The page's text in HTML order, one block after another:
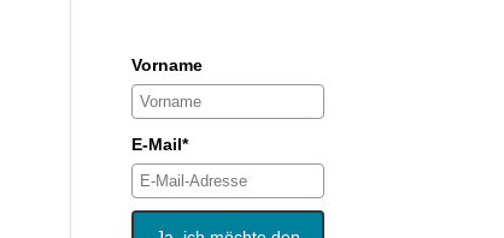
Vorname
E-Mail*